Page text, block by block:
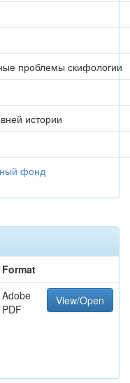
проблемы скифологии
истории
фонд
Format
Adobe
PDF
View/Open